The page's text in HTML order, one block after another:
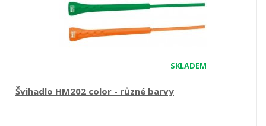
SKLADEM
Švihadlo HM202 color - různé barvy